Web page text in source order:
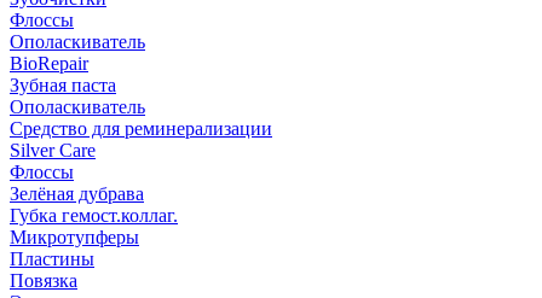
Флоссы
Ополаскиватель
BioRepair
Зубная паста
Ополаскиватель
Средство для реминерализации
Silver Care
Флоссы
Зелёная дубрава
Губка гемост.коллаг.
Микротупферы
Пластины
Повязка